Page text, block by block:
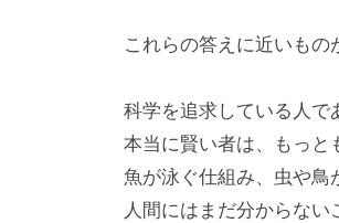
これらの答えに近いもの
科学を追求している人で
本当に賢い者は、もっと
魚が泳ぐ仕組み、虫や鳥
人間にはまだ分からない